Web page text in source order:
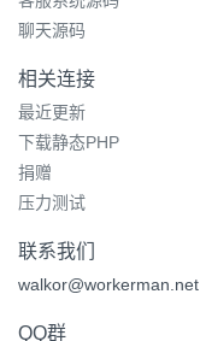
聊天源码
相关连接
最近更新
下载静态PHP
捐赠
压力测试
联系我们
walkor@workerman.net
QQ群